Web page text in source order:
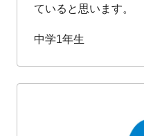
ていると思います。
中学1年生